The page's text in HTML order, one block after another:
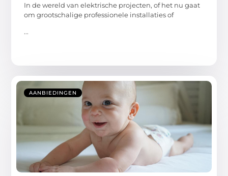
In de wereld van elektrische projecten, of het nu gaat
om grootschalige professionele installaties of
...
AANBIEDINGEN